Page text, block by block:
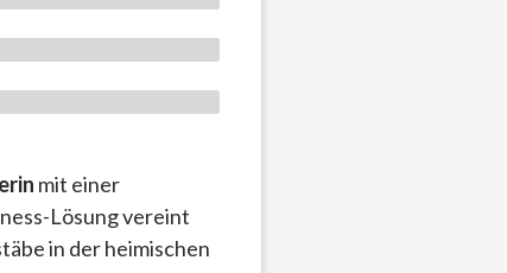
mit einer
Lösung vereint
in der heimischen